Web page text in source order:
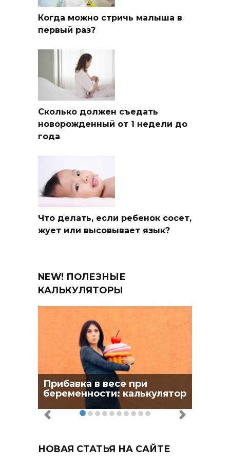
Когда можно стричь малыша в
первый раз?
Сколько должен съедать
новорожденный от 1 недели до
года
Что делать, если ребенок сосет,
жует или высовывает язык?
NEW! ПОЛЕЗНЫЕ
КАЛЬКУЛЯТОРЫ
Прибавка в весе при
беременности: калькулятор
НОВАЯ СТАТЬЯ НА САЙТЕ